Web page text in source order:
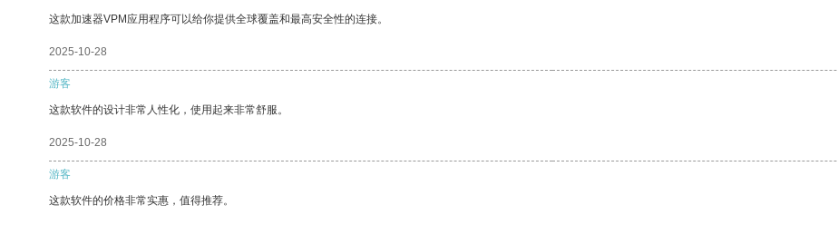
这款加速器VPM应用程序可以给你提供全球覆盖和最高安全性的连接。
2025-10-28
游客
这款软件的设计非常人性化，使用起来非常舒服。
2025-10-28
游客
这款软件的价格非常实惠，值得推荐。